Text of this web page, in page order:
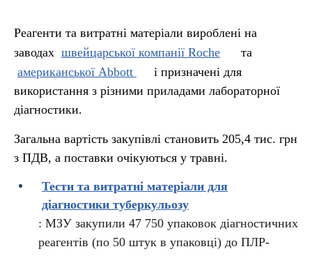
Реагенти та витратні матеріали вироблені на
заводах швейцарської компанії Roche
та
американської Abbott
і призначені для
використання з різними приладами лабораторної
діагностики.
Загальна вартість закупівлі становить 205,4 тис. грн
з ПДВ, а поставки очікуються у травні.
Тести та витратні матеріали для
діагностики туберкульозу
: МЗУ закупили 47 750 упаковок діагностичних
реагентів (по 50 штук в упаковці) до ПЛР-